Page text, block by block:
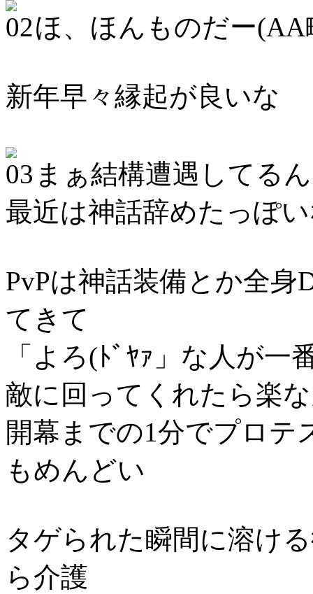
ほ、ほんものだー(AA
新年早々縁起が良いな
まぁ結構遭遇してる
最近は神話辞めたっぽ
PvPは神話装備とか全
てきて
「よろ(ﾄﾞﾔｧ」な人が一
敵に回ってくれたら楽
開幕までの1分でプロテ
もめんどい
タゲられた瞬間に溶け
ら介護